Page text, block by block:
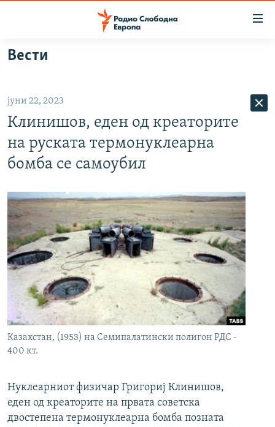
Оди
на
Оди
на
главната
навигација
Премини
на
ВИЗУЕЛНО
ШТО ТРЕБА ДА ЗНАЕТЕ
ПРИЈАВИ СЕ ЗА ЊУЗЛЕТЕР
ПОДКАСТ ЗОШТО?
СЛЕДЕТЕ НЕ
РСЕ веб страници
Вести
јуни 22, 2023
Клинишов, еден од креаторите
на руската термонуклеарна
бомба се самоубил
Казахстан, (1953) на Семипалатински полигон РДС -
400 кт.
Нуклеарниот физичар Григориј Клинишов,
еден од креаторите на првата советска
двостепена термонуклеарна бомба позната